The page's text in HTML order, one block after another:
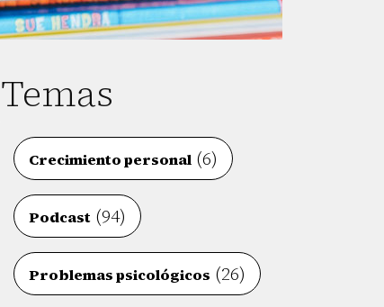
Temas
Crecimiento personal (6)
Podcast (94)
Problemas psicológicos (26)